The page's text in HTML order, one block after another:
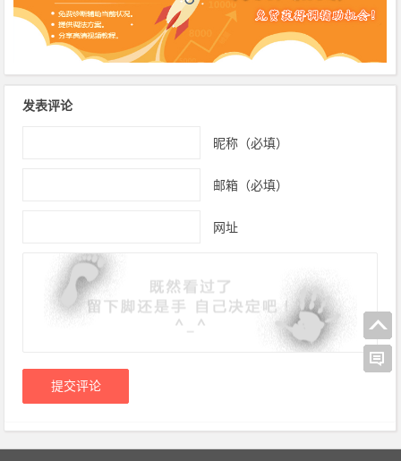
发表评论
昵称（必填）
邮箱（必填）
网址